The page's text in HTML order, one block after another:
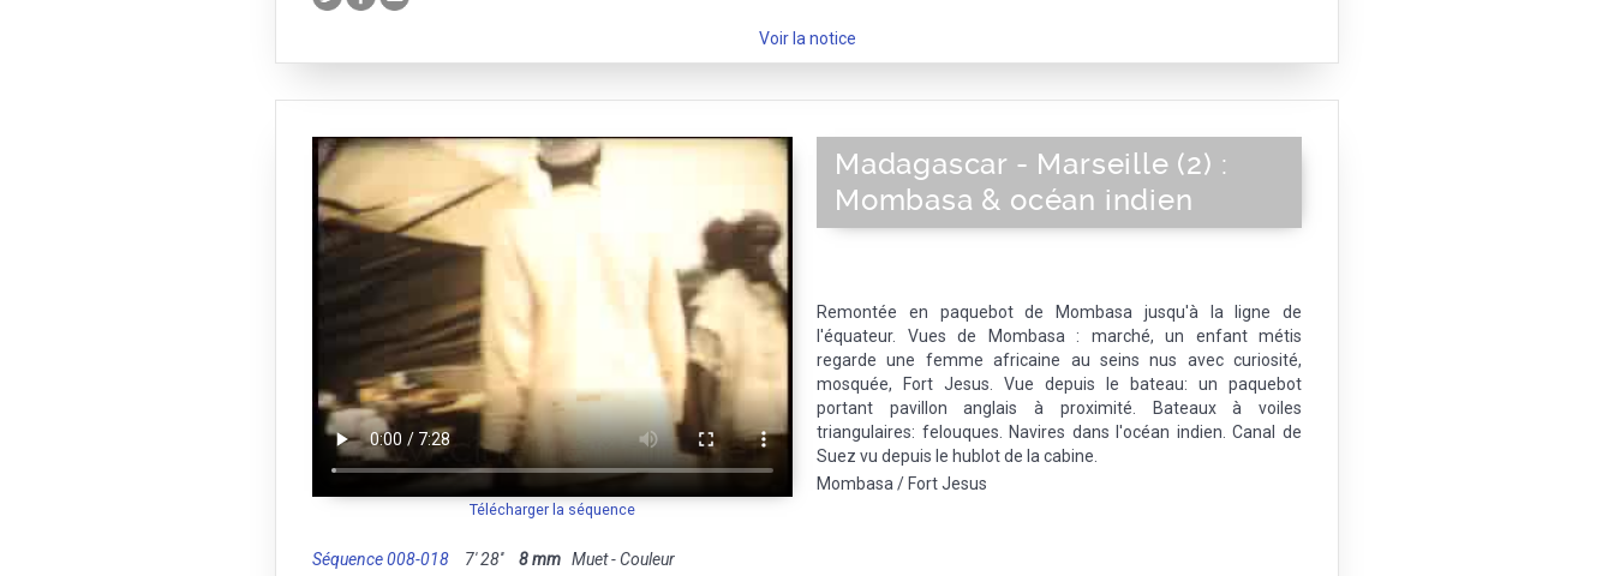
Voir la notice
Télécharger la séquence
Madagascar - Marseille (2) :
Mombasa & océan indien
Remontée en paquebot de Mombasa jusqu'à la ligne de
l'équateur. Vues de Mombasa : marché, un enfant métis
regarde une femme africaine au seins nus avec curiosité,
mosquée, Fort Jesus. Vue depuis le bateau: un paquebot
portant pavillon anglais à proximité. Bateaux à voiles
triangulaires: felouques. Navires dans l'océan indien. Canal de
Suez vu depuis le hublot de la cabine.
Mombasa / Fort Jesus
Séquence 008-018 7' 28'' 8 mm Muet - Couleur